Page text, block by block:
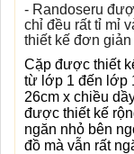
- Randoseru
chỉ đều rất tỉ mỉ
thiết kế đơn
Cặp được thiết
từ lớp 1 đến lớp
26cm x chiều
được thiết kế
ngăn nhỏ bên
đồ mà vẫn rất